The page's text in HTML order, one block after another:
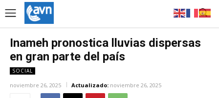
Inameh pronostica lluvias dispersas
en gran parte del país
SOCIAL
noviembre 26, 2025 Actualizado: noviembre 26, 2025